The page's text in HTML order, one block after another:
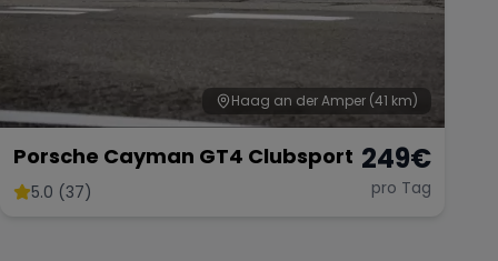
Haag an der Amper (41 km)
Porsche Cayman GT4 Clubsport
5.0 (37)
249€
pro Tag